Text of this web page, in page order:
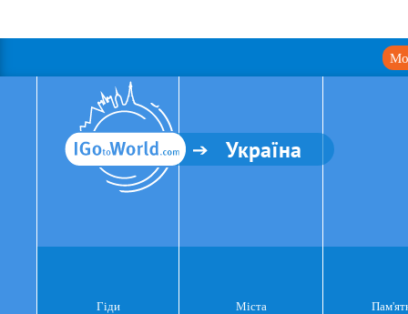
Україна
Гіди Міста